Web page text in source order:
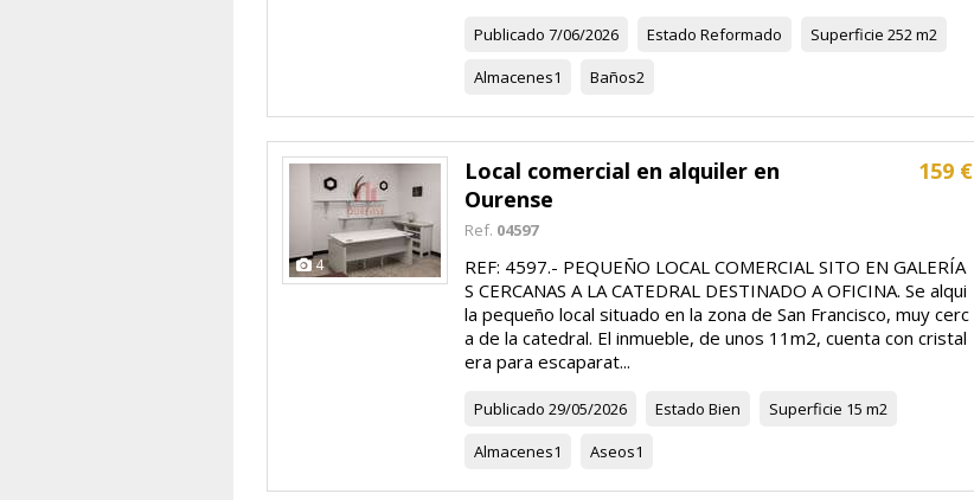
Publicado 7/06/2026 Estado Reformado Superficie 252 m2
Almacenes1 Baños2
4
159 €
Local comercial en alquiler en
Ourense
Ref. 04597
REF: 4597.- PEQUEÑO LOCAL COMERCIAL SITO EN GALERÍA
S CERCANAS A LA CATEDRAL DESTINADO A OFICINA. Se alqui
la pequeño local situado en la zona de San Francisco, muy cerc
a de la catedral. El inmueble, de unos 11m2, cuenta con cristal
era para escaparat...
Publicado 29/05/2026 Estado Bien Superficie 15 m2
Almacenes1 Aseos1